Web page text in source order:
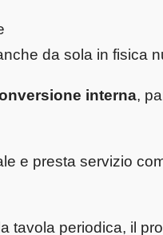
da sola in fisica
interna,
e presta servizio
tavola periodica, il